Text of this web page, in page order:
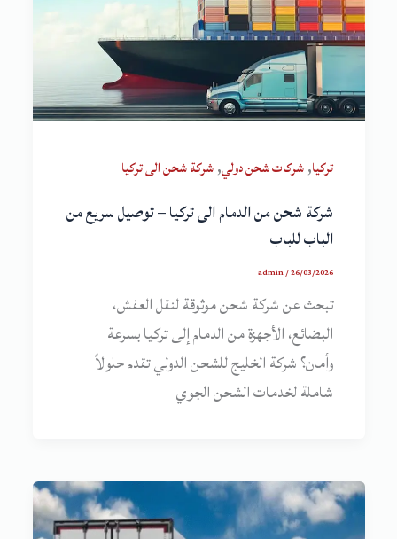
تركيا,شركات شحن دولي,شركة شحن الى تركيا
شركة شحن من الدمام الى تركيا – توصيل سريع من
الباب للباب
admin/26/03/2026
تبحث عن شركة شحن موثوقة لنقل العفش،
البضائع، الأجهزة من الدمام إلى تركيا بسرعة
وأمان؟ شركة الخليج للشحن الدولي تقدم حلولاً
شاملة لخدمات الشحن الجوي